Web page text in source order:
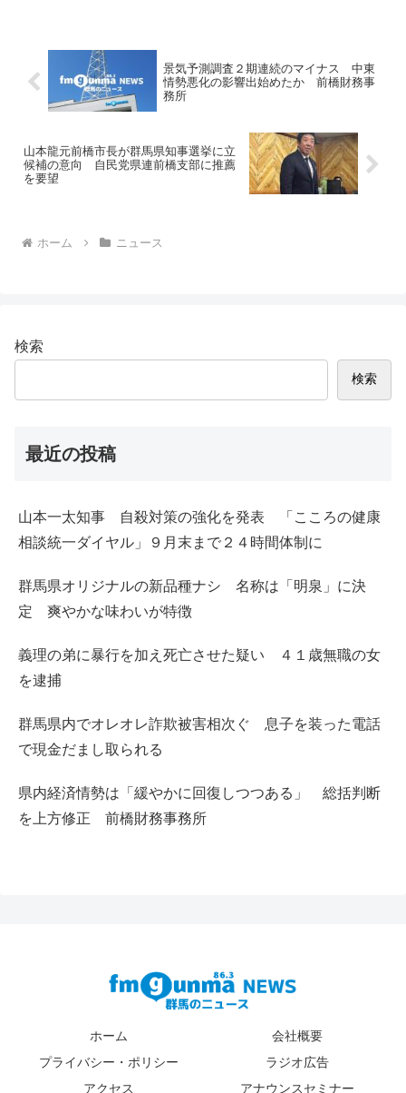
景気予測調査２期連続のマイナス 中東
情勢悪化の影響出始めたか 前橋財務事
務所
山本龍元前橋市長が群馬県知事選挙に立
候補の意向 自民党県連前橋支部に推薦
を要望
ホーム ニュース
検索
検索
最近の投稿
山本一太知事 自殺対策の強化を発表 「こころの健康
相談統一ダイヤル」９月末まで２４時間体制に
群馬県オリジナルの新品種ナシ 名称は「明泉」に決
定 爽やかな味わいが特徴
義理の弟に暴行を加え死亡させた疑い ４１歳無職の女
を逮捕
群馬県内でオレオレ詐欺被害相次ぐ 息子を装った電話
で現金だまし取られる
県内経済情勢は「緩やかに回復しつつある」 総括判断
を上方修正 前橋財務事務所
ホーム
会社概要
プライバシー・ポリシー
ラジオ広告
アクセス
アナウンスセミナー